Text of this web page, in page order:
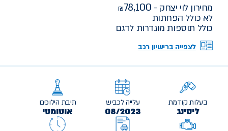
מחירון לוי יצחק - 78,100
לא כולל הפחתות
כולל תוספות מוגדרות לדגם
לצפייה ברישיון רכב
בעלות קודמת
ליסינג
עלייה לכביש
08/2023
תיבת הילוכים
אוטומטי